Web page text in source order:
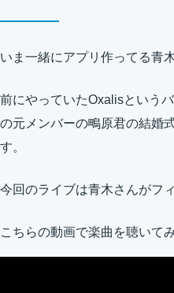
いま一緒にアプリ作ってる青
前にやっていたOxalisという
の元メンバーの鴫原君の結婚
す。
今回のライブは青木さんがフ
こちらの動画で楽曲を聴いて